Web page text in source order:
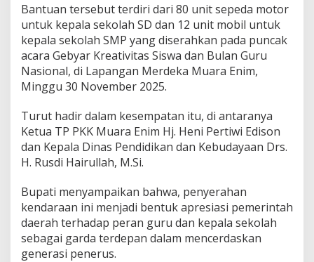
e
r
a
s
i
o
n
l
u
n
t
K
e
p
a
l
Bantuan tersebut terdiri dari 80 unit sepeda motor
untuk kepala sekolah SD dan 12 unit mobil untuk
kepala sekolah SMP yang diserahkan pada puncak
acara Gebyar Kreativitas Siswa dan Bulan Guru
Nasional, di Lapangan Merdeka Muara Enim,
Minggu 30 November 2025.
Turut hadir dalam kesempatan itu, di antaranya
Ketua TP PKK Muara Enim Hj. Heni Pertiwi Edison
dan Kepala Dinas Pendidikan dan Kebudayaan Drs.
H. Rusdi Hairullah, M.Si.
Bupati menyampaikan bahwa, penyerahan
kendaraan ini menjadi bentuk apresiasi pemerintah
daerah terhadap peran guru dan kepala sekolah
sebagai garda terdepan dalam mencerdaskan
generasi penerus.